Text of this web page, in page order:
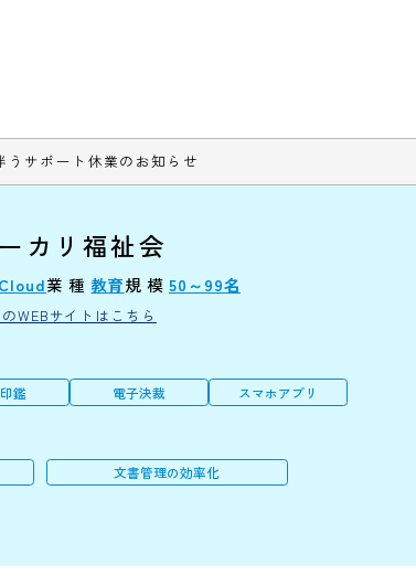
伴うサポート休業のお知らせ
ーカリ福祉会
Cloud業 種 教育
のWEBサイトはこちら